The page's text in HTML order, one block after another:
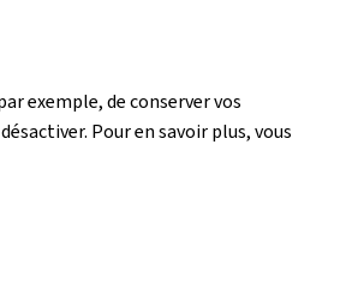
exemple, de conserver vos
Pour en savoir plus, vous